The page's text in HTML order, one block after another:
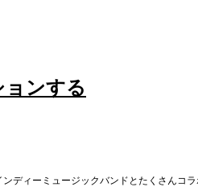
ンする
ディーミュージックバンドとたくさんコ